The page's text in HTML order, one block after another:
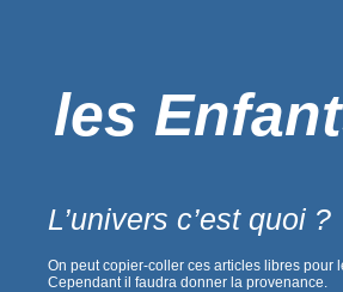
les
L’univers c’est quoi ?
On peut copier-coller ces articles libres pour
Cependant il faudra donner la provenance.